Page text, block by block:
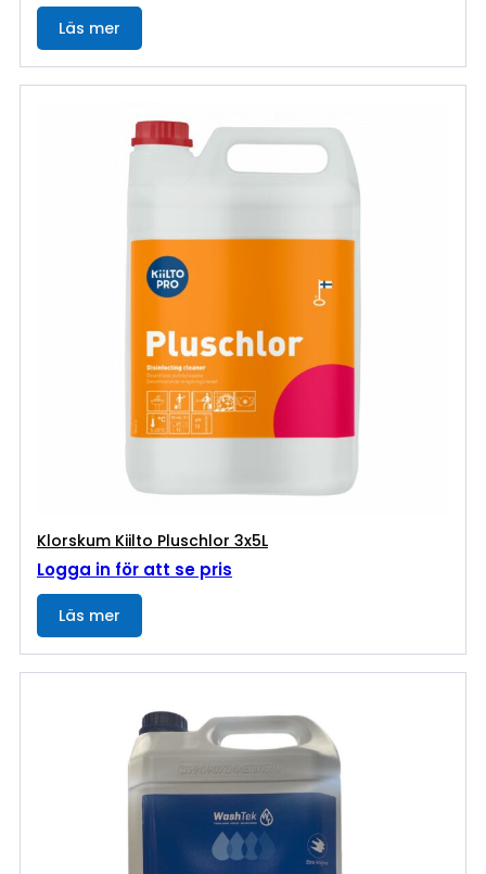
Läs mer
Klorskum Kiilto Pluschlor 3x5L
Logga in för att se pris
Läs mer